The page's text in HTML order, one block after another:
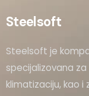
Steelsoft
Steelsoft je
specijalizovana
klimatizaciju, kao i